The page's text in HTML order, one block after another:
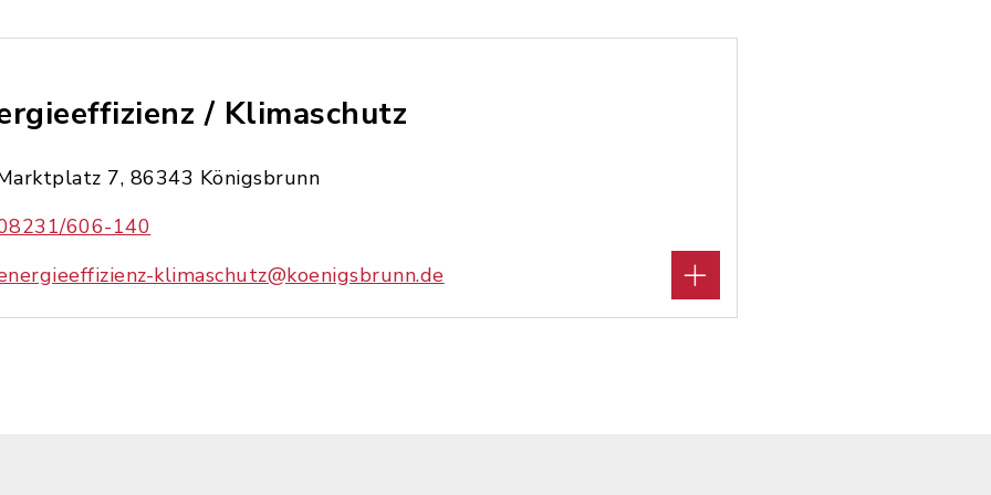
/ Klimaschutz
7, 86343 Königsbrunn
606-140
klimaschutz@koenigsbrunn.de